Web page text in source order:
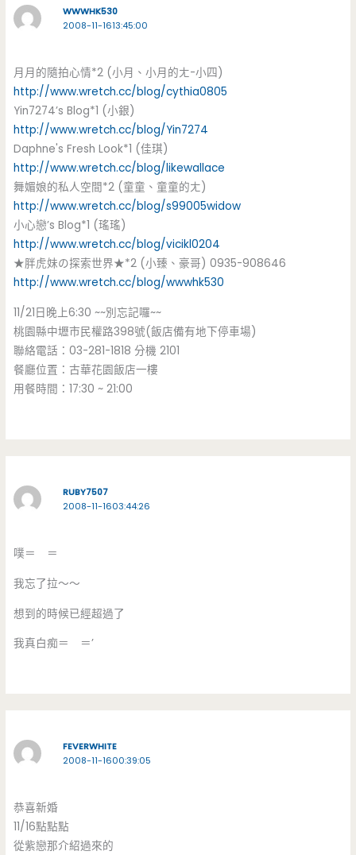
WWWHK530
2008-11-1613:45:00
月月的隨拍心情*2 (小月、小月的ㄤ-小四)
http://www.wretch.cc/blog/cythia0805
Yin7274’s Blog*1 (小銀)
http://www.wretch.cc/blog/Yin7274
Daphne's Fresh Look*1 (佳琪)
http://www.wretch.cc/blog/likewallace
舞媚娘的私人空間*2 (童童、童童的ㄤ)
http://www.wretch.cc/blog/s99005widow
小心戀’s Blog*1 (瑤瑤)
http://www.wretch.cc/blog/vicikl0204
★胖虎妹の探索世界★*2 (小臻、豪哥) 0935-908646
http://www.wretch.cc/blog/wwwhk530
11/21日晚上6:30 ~~別忘記囉~~
桃園縣中壢市民權路398號(飯店備有地下停車場)
聯絡電話：03-281-1818 分機 2101
餐廳位置：古華花園飯店一樓
用餐時間：17:30 ~ 21:00
RUBY7507
2008-11-1603:44:26
噗＝ ＝
我忘了拉～～
想到的時候已經超過了
我真白痴＝ ＝’
FEVERWHITE
2008-11-1600:39:05
恭喜新婚
11/16點點點
從紫戀那介紹過來的